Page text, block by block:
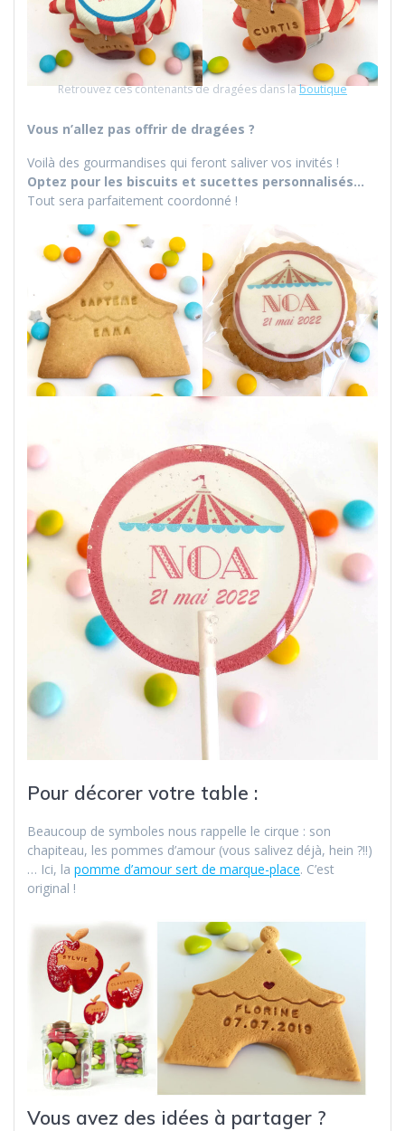
Retrouvez ces contenants de dragées dans laboutique
Vous n’allez pas offrir de dragées ?
Voilà des gourmandises qui feront saliver vos invités !
Optez pour les biscuits et sucettes personnalisés…
Tout sera parfaitement coordonné !
Pour décorer votre table :
Beaucoup de symboles nous rappelle le cirque : son
chapiteau, les pommes d’amour (vous salivez déjà, hein ?!!)
… Ici, la pomme d’amour sert de marque-place. C’est
original !
Vous avez des idées à partager ?